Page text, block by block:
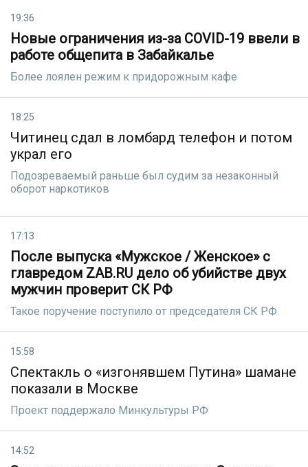
19:36
Новые ограничения из-за COVID-19 ввели в
работе общепита в Забайкалье
Более лоялен режим к придорожным кафе
18:25
Читинец сдал в ломбард телефон и потом
украл его
Подозреваемый раньше был судим за незаконный
оборот наркотиков
17:13
После выпуска «Мужское / Женское» с
главредом ZAB.RU дело об убийстве двух
мужчин проверит СК РФ
Такое поручение поступило от председателя СК РФ
15:58
Спектакль о «изгонявшем Путина» шамане
показали в Москве
Проект поддержало Минкультуры РФ
14:52